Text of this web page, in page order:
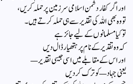
اور اگر کفار دشمن اسلامی سرزمین پر حملہ کریں،
تو وہ بھی اللہ کی تقدیر سے ہی حملہ کرتے ہیں۔
تو کیا مسلمانوں کے لیے جائز ہے
کہ وہ تقدیر کے نام پر ہتھیار ڈال دیں
اور اس کے مقابلے میں اسی جیسی تقدیر—
یعنی جہاد—کو ترک کر دیں